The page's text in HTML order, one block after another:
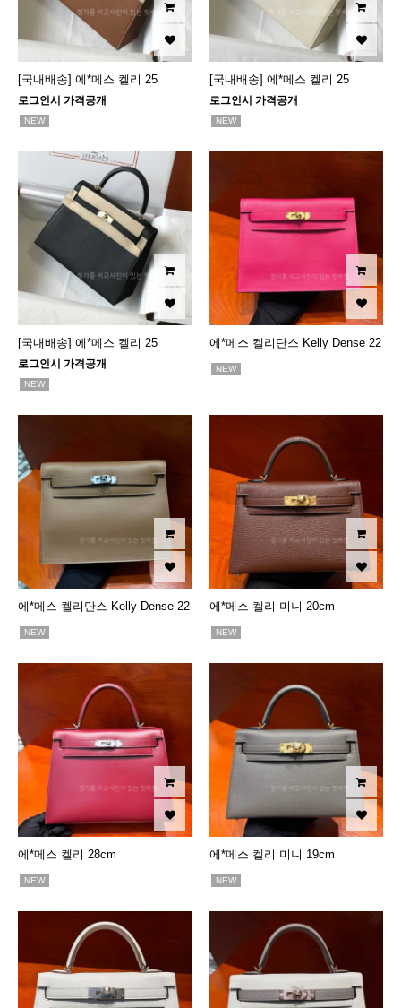
[국내배송] 에*메스 켈리 25
로그인시 가격공개
NEW
[국내배송] 에*메스 켈리 25
로그인시 가격공개
NEW
[국내배송] 에*메스 켈리 25
로그인시 가격공개
NEW
에*메스 켈리단스 Kelly Dense 22
NEW
에*메스 켈리단스 Kelly Dense 22
NEW
에*메스 켈리 미니 20cm
NEW
에*메스 켈리 28cm
NEW
에*메스 켈리 미니 19cm
NEW